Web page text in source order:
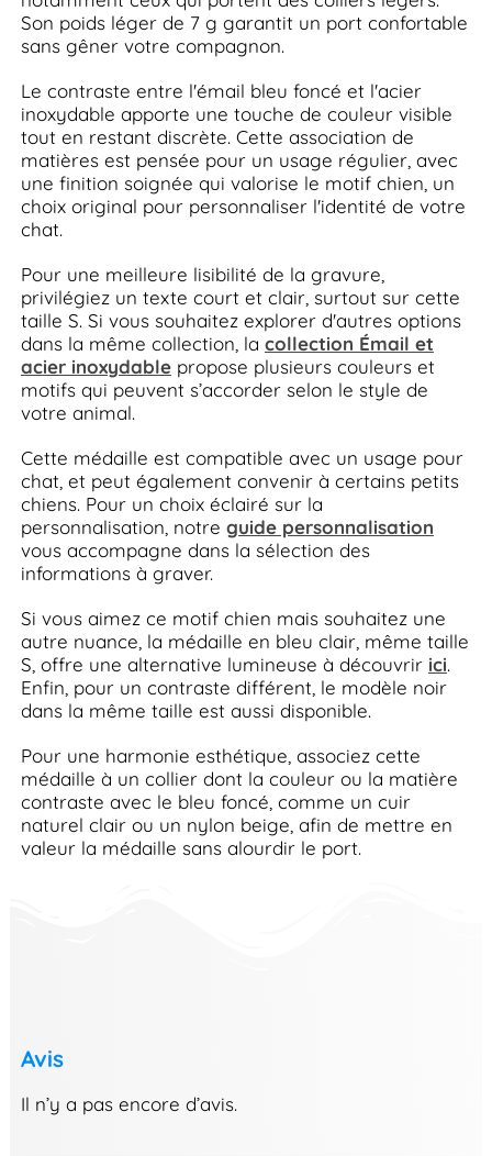
Son poids léger de 7 g garantit un port confortable
sans gêner votre compagnon.
Le contraste entre l'émail bleu foncé et l'acier
inoxydable apporte une touche de couleur visible
tout en restant discrète. Cette association de
matières est pensée pour un usage régulier, avec
une finition soignée qui valorise le motif chien, un
choix original pour personnaliser l'identité de votre
chat.
Pour une meilleure lisibilité de la gravure,
privilégiez un texte court et clair, surtout sur cette
taille S. Si vous souhaitez explorer d'autres options
dans la même collection, la collection Émail et
acier inoxydablepropose plusieurs couleurs et
motifs qui peuvent s’accorder selon le style de
votre animal.
Cette médaille est compatible avec un usage pour
chat, et peut également convenir à certains petits
chiens. Pour un choix éclairé sur la
personnalisation, notre guide personnalisation
vous accompagne dans la sélection des
informations à graver.
Si vous aimez ce motif chien mais souhaitez une
autre nuance, la médaille en bleu clair, même taille
S, offre une alternative lumineuse à découvrir ici.
Enfin, pour un contraste différent, le modèle noir
dans la même taille est aussi disponible.
Pour une harmonie esthétique, associez cette
médaille à un collier dont la couleur ou la matière
contraste avec le bleu foncé, comme un cuir
naturel clair ou un nylon beige, afin de mettre en
valeur la médaille sans alourdir le port.
Avis
Il n’y a pas encore d’avis.